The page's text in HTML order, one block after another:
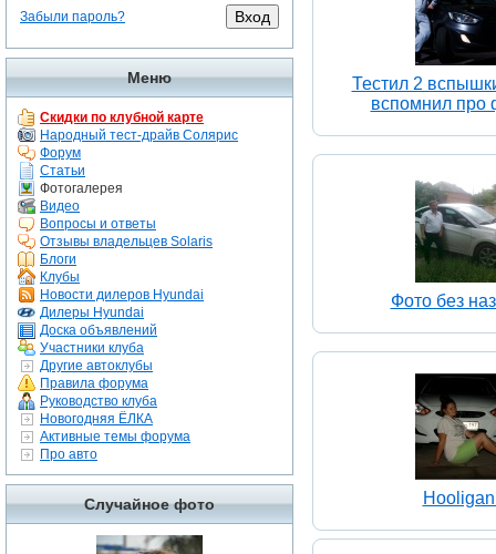
Забыли пароль?
Меню
Скидки по клубной карте
Народный тест-драйв Солярис
Форум
Статьи
Фотогалерея
Видео
Вопросы и ответы
Отзывы владельцев Solaris
Блоги
Клубы
Новости дилеров Hyundai
Дилеры Hyundai
Доска объявлений
Участники клуба
Другие автоклубы
Правила форума
Руководство клуба
Новогодняя ЁЛКА
Активные темы форума
Про авто
Случайное фото
Тестил 2
вспомнил про
Фото без